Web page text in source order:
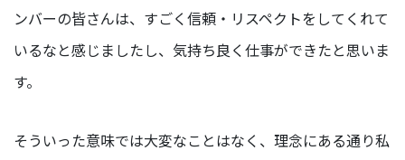
ンバーの皆さんは、すごく信頼・リスペクトをしてくれて
いるなと感じましたし、気持ち良く仕事ができたと思いま
す。
そういった意味では大変なことはなく、理念にある通り私